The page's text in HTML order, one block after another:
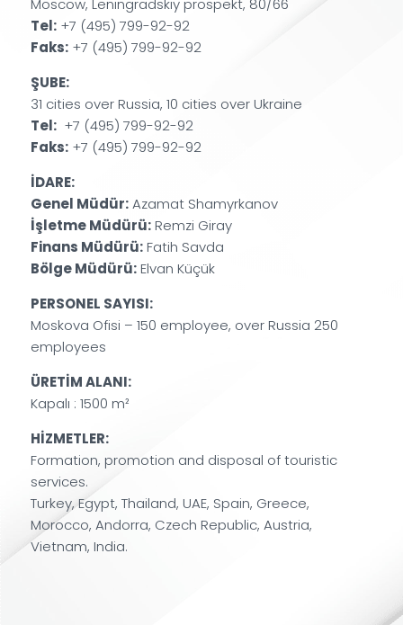
Moscow, Leningradskiy prospekt, 80/66
Tel: +7 (495) 799-92-92
Faks: +7 (495) 799-92-92
ŞUBE:
31 cities over Russia, 10 cities over Ukraine
Tel: +7 (495) 799-92-92
Faks: +7 (495) 799-92-92
İDARE:
Genel Müdür:Azamat Shamyrkanov
İşletme Müdürü: Remzi Giray
Finans Müdürü: Fatih Savda
Bölge Müdürü: Elvan Küçük
PERSONEL SAYISI:
Moskova Ofisi – 150 employee, over Russia 250
employees
ÜRETİM ALANI:
Kapalı : 1500 m²
HİZMETLER:
Formation, promotion and disposal of touristic
services.
Turkey, Egypt, Thailand, UAE, Spain, Greece,
Morocco, Andorra, Czech Republic, Austria,
Vietnam, India.